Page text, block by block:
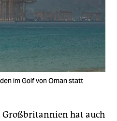
im Golf von Oman statt
Großbritannien hat auch